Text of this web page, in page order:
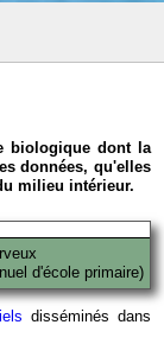
biologique dont la
données, qu'elles
milieu intérieur.
d'école primaire)
disséminés dans